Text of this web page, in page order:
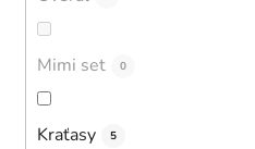
Mimi set 0
Kraťasy 5